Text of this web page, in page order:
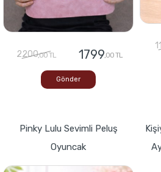
2200,00 TL 1799,00 TL
Gönder
Pinky Lulu Sevimli Peluş
Oyuncak